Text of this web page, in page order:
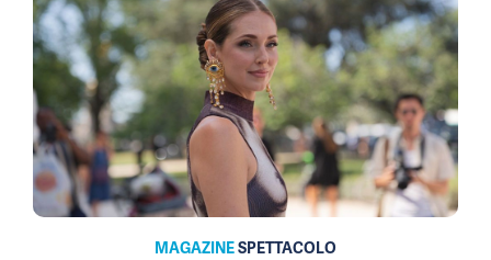
MAGAZINESPETTACOLO